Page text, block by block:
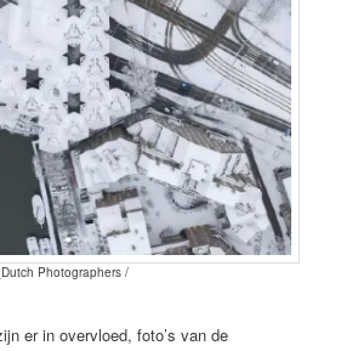
Photographers /
er in overvloed, foto’s van de